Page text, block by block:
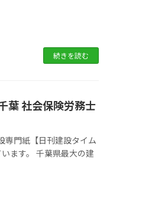
続きを読む
葉 社会保険労務士
建設タイム
ます。 千葉県最大の建